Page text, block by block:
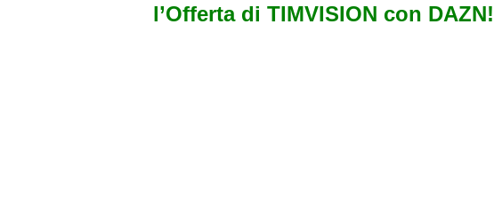
l’Offerta di TIMVISION con DAZN!